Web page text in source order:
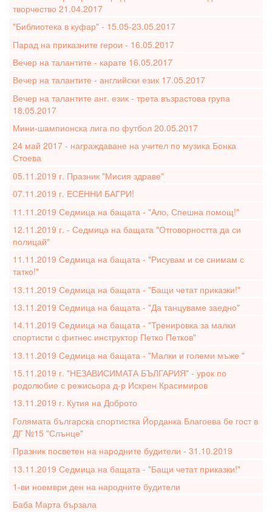
творчество 21.04.2017
"Библиотека в куфар" - 15.05-23.05.2017
Парад на приказните герои - 16.05.2017
Вечер на талантите - карате 16.05.2017
Вечер на талантите - английски език 17.05.2017
Вечер на талантите анг. език - трета възрастова група
18.05.2017
Мини-шампионска лига по футбол 20.05.2017
24 май 2017 - награждаване на учител по музика Бонка
Стоева
05.11.2019 г. Празник "Мисия здраве"
07.11.2019 г. ЕСЕННИ БАГРИ!
11.11.2019 Седмица на бащата - "Ало, Спешна помощ!"
12.11.2019 г. - Седмица на бащата "Отговорността да си
полицай"
11.11.2019 Седмица на бащата - "Рисувам и се снимам с
татко!"
13.11.2019 Седмица на бащата - "Бащи четат приказки!"
13.11.2019 Седмица на бащата - "Да танцуваме заедно"
14.11.2019 Седмица на бащата - "Тренировка за малки
спортисти с фитнес инструктор Петко Петков"
13.11.2019 Седмица на бащата - "Малки и големи мъже "
15.11.2019 г. "НЕЗАВИСИМАТА БЪЛГАРИЯ" - урок по
родолюбие с режисьора д-р Искрен Красимиров
13.11.2019 г. Кутия на Доброто
Голямата българска спортистка Йорданка Благоева бе гост в
ДГ №15 "Слънце"
Празник посветен на народните будители - 31.10.2019
13.11.2019 Седмица на бащата - "Бащи четат приказки!"
1-ви ноември ден на народните будители
Баба Марта бързала